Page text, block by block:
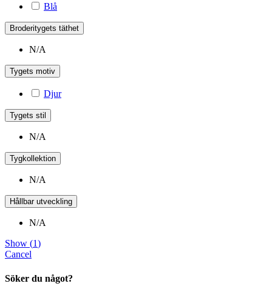
Blå
Broderitygets täthet
N/A
Tygets motiv
Djur
Tygets stil
N/A
Tygkollektion
N/A
Hållbar utveckling
N/A
Show (1)
Cancel
Söker du något?